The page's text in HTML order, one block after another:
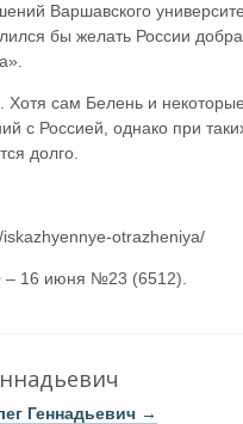
Варшавского
бы желать России добра
сам Белень и
с Россией, однако при
долго.
otrazheniya/
– 16 июня №23 (6512).
Геннадьевич →